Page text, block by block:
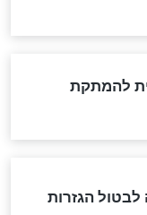
כתב היד
התגלה
השנים"